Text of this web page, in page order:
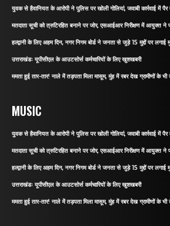
युवक से हैवानियत के आरोपी ने पुलिस पर खोली गोलियां, जवाबी कार्रवाई में
मतदाता सूची को त्रुटिरहित बनाने पर जोर, एसआईआर निरीक्षण में आयुक्त ने
हल्द्वानी के लिए अहम दिन, नगर निगम बोर्ड ने जनता से जुड़े 15 मुद्दों पर लगाई
उत्तराखंडः यूपीसीएल के आउटसोर्स कर्मचारियों के लिए खुशखबरी
ममता हुई तार-तार! नाले में तड़पता मिला मासूम, मुंह में रबर देख ग्रामीणों के भी
MUSIC
युवक से हैवानियत के आरोपी ने पुलिस पर खोली गोलियां, जवाबी कार्रवाई में
मतदाता सूची को त्रुटिरहित बनाने पर जोर, एसआईआर निरीक्षण में आयुक्त ने
हल्द्वानी के लिए अहम दिन, नगर निगम बोर्ड ने जनता से जुड़े 15 मुद्दों पर लगाई
उत्तराखंडः यूपीसीएल के आउटसोर्स कर्मचारियों के लिए खुशखबरी
ममता हुई तार-तार! नाले में तड़पता मिला मासूम, मुंह में रबर देख ग्रामीणों के भी